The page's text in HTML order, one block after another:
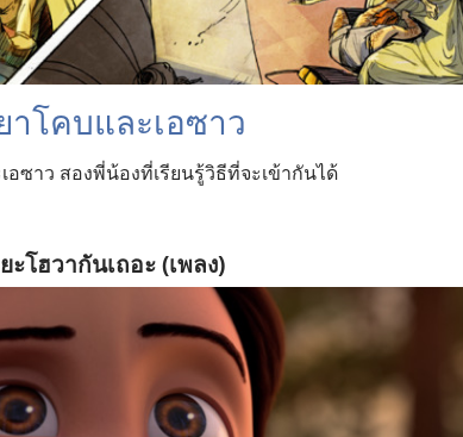
าโคบ​และ​เอซาว
อซาว สอง​พี่​น้อง​ที่​เรียน​รู้​วิธี​ที่​จะ​เข้า​กัน​ได้
โฮวากันเถอะ (เพลง)